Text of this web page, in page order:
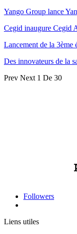
Yango Group lance
Cegid inaugure Cegid
Lancement de la
Des innovateurs de la
Prev Next 1 De 30
Followers
Liens utiles